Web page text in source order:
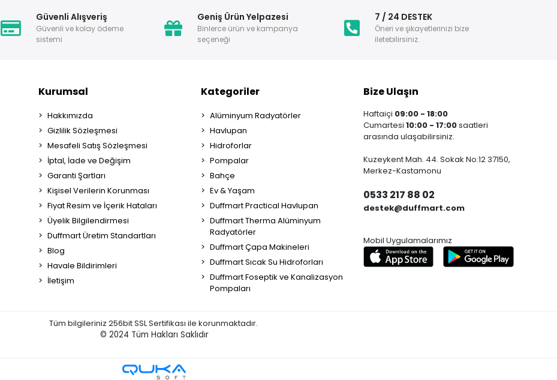
Güvenli Alışveriş
Güvenli ve kolay ödeme
sistemi
Geniş Ürün Yelpazesi
Binlerce ürün ve kampanya
seçeneği
7 / 24 DESTEK
Öneri ve şikayetlerinizi bize
iletebilirsiniz.
Kurumsal
Hakkımızda
Gizlilik Sözleşmesi
Mesafeli Satış Sözleşmesi
İptal, İade ve Değişim
Garanti Şartları
Kişisel Verilerin Korunması
Fiyat Resim ve İçerik Hataları
Üyelik Bilgilendirmesi
Duffmart Üretim Standartları
Blog
Havale Bildirimleri
İletişim
Kategoriler
Alüminyum Radyatörler
Havlupan
Hidroforlar
Pompalar
Bahçe
Ev & Yaşam
Duffmart Practical Havlupan
Duffmart Therma Alüminyum
Radyatörler
Duffmart Çapa Makineleri
Duffmart Sıcak Su Hidroforları
Duffmart Foseptik ve Kanalizasyon
Pompaları
Bize Ulaşın
Haftaiçi 09:00 - 18:00
Cumartesi 10:00 - 17:00saatleri
arasında ulaşabilirsiniz.
Kuzeykent Mah. 44. Sokak No:12 37150,
Merkez-Kastamonu
0533 217 88 02
destek@duffmart.com
Mobil Uygulamalarımız
Tüm bilgileriniz 256bit SSL Sertifikası ile korunmaktadır.
© 2024 Tüm Hakları Saklıdır